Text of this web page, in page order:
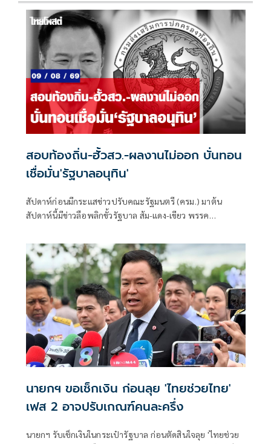
สอบท้องถิ่น-ฮั้วสว.-ผลงานไม่ออก บั่นทอน
เชื่อมั่น'รัฐบาลอนุทิน'
สัปดาห์ก่อนมีกระแสข่าวปรับคณะรัฐมนตรี (ครม.) มาต้น
สัปดาห์นี้มีข่าวลือพลิกขั้วรัฐบาล ส้ม-แดง-เขียว พรรค
นายกฯ ขอเช็กเงิน ก่อนลุย 'ไทยช่วยไทย'
เฟส 2 อาจปรับเกณฑ์คนละครึ่ง
นายกฯ รับเช็กเงินในกระเป๋ารัฐบาล ก่อนตัดสินใจลุย 'ไทยช่วย